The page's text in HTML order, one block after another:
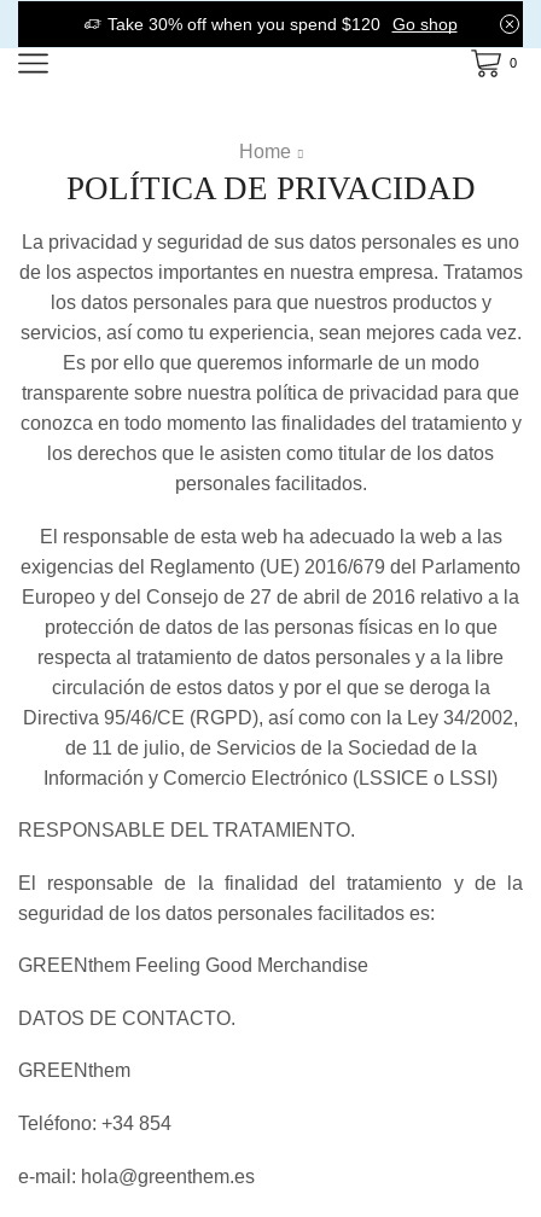
Take 30% off when you spend $120 Go shop
0
Home
POLÍTICA DE PRIVACIDAD
La privacidad y seguridad de sus datos personales es uno
de los aspectos importantes en nuestra empresa. Tratamos
los datos personales para que nuestros productos y
servicios, así como tu experiencia, sean mejores cada vez.
Es por ello que queremos informarle de un modo
transparente sobre nuestra política de privacidad para que
conozca en todo momento las finalidades del tratamiento y
los derechos que le asisten como titular de los datos
personales facilitados.
El responsable de esta web ha adecuado la web a las
exigencias del Reglamento (UE) 2016/679 del Parlamento
Europeo y del Consejo de 27 de abril de 2016 relativo a la
protección de datos de las personas físicas en lo que
respecta al tratamiento de datos personales y a la libre
circulación de estos datos y por el que se deroga la
Directiva 95/46/CE (RGPD), así como con la Ley 34/2002,
de 11 de julio, de Servicios de la Sociedad de la
Información y Comercio Electrónico (LSSICE o LSSI)
RESPONSABLE DEL TRATAMIENTO.
El responsable de la finalidad del tratamiento y de la
seguridad de los datos personales facilitados es:
GREENthem Feeling Good Merchandise
DATOS DE CONTACTO.
GREENthem
Teléfono: +34 854
e-mail: hola@greenthem.es